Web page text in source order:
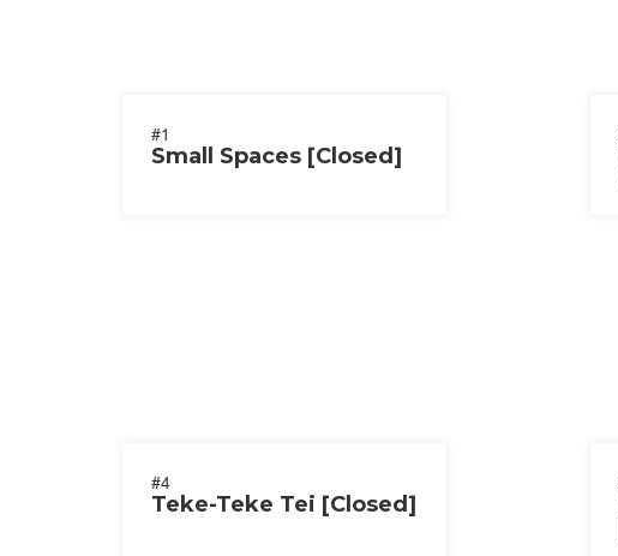
#1
Small Spaces [Closed]
#4
Teke-Teke Tei [Closed]